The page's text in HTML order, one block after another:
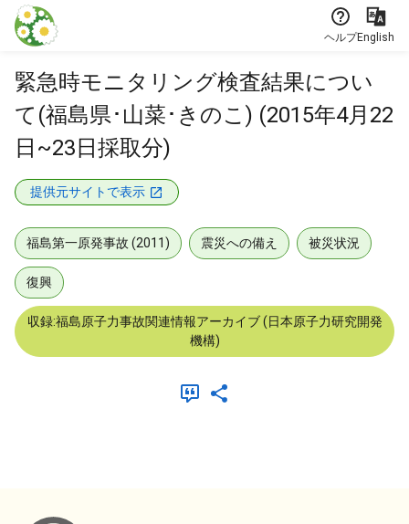
本文に飛ぶ
ヘルプEnglish
緊急時モニタリング検査結果につい
て(福島県･山菜･きのこ) (2015年4月22
日~23日採取分)
提供元サイトで表示
福島第一原発事故 (2011) 震災への備え 被災状況
復興
収録:福島原子力事故関連情報アーカイブ (日本原子力研究開発
機構)